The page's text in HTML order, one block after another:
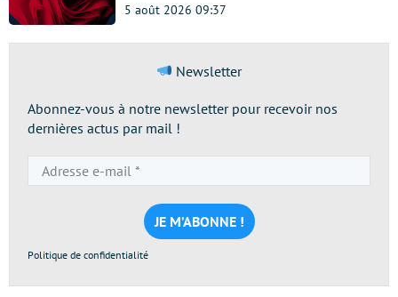
5 août 2026 09:37
Newsletter
Abonnez-vous à notre newsletter pour recevoir nos
dernières actus par mail !
e-
mail
*
Politique de confidentialité